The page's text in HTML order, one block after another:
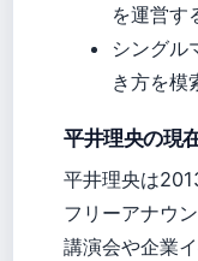
を運営す
シングル
き方を模
平井理央の現
平井理央は
フリーアナウ
講演会や企業